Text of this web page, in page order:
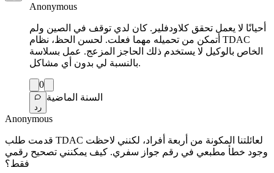
Anonymous
أحيانًا لا يعمل تحقق كلاودفلير. كان لدي توقف في الصين ولم
أتمكن من تحميله مهما فعلت. لحسن الحظ، نظام TDAC
الخاص بالوكيل لا يستخدم ذلك الحاجز المزعج. عمل بسلاسة
بالنسبة لي بدون أي مشاكل.
0
رد
السنة الماضية
Anonymous
قدمت طلب TDAC لعائلتنا المكونة من أربعة أفراد، لكنني لاحظت
وجود خطأ مطبعي في رقم جواز سفري. كيف يمكنني تصحيح رقمي
فقط؟